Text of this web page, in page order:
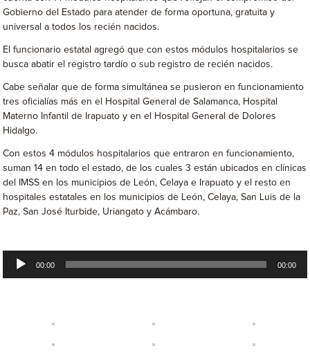
Gobierno del Estado para atender de forma oportuna, gratuita y
universal a todos los recién nacidos.
El funcionario estatal agregó que con estos módulos hospitalarios se
busca abatir el registro tardío o sub registro de recién nacidos.
Cabe señalar que de forma simultánea se pusieron en funcionamiento
tres oficialías más en el Hospital General de Salamanca, Hospital
Materno Infantil de Irapuato y en el Hospital General de Dolores
Hidalgo.
Con estos 4 módulos hospitalarios que entraron en funcionamiento,
suman 14 en todo el estado, de los cuales 3 están ubicados en clínicas
del IMSS en los municipios de León, Celaya e Irapuato y el resto en
hospitales estatales en los municipios de León, Celaya, San Luis de la
Paz, San José Iturbide, Uriangato y Acámbaro.
Reproductor
00:00 00:00